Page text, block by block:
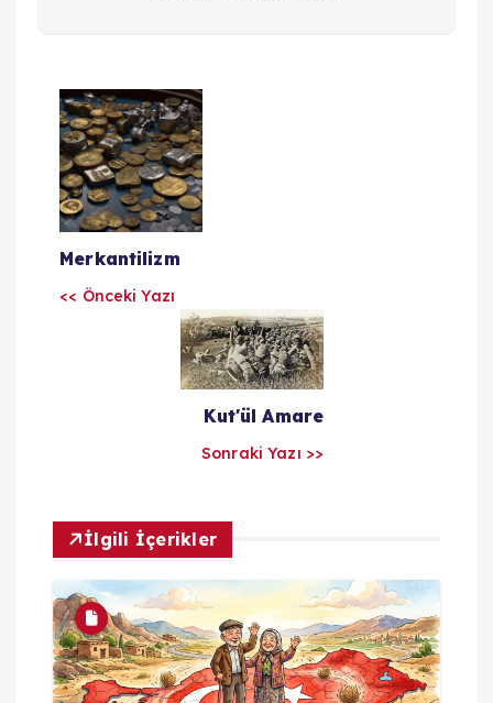
Y
a
z
m
Merkantilizm
<< Önceki Yazı
Kut'ül Amare
Sonraki Yazı >>
İlgili İçerikler